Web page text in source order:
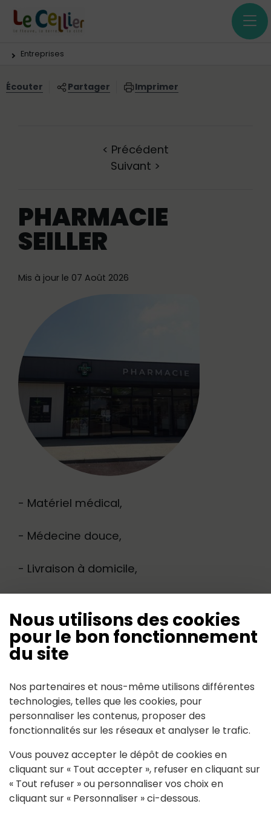
Panneau de gestion des cookies
Nous utilisons des cookies
pour le bon fonctionnement
du site
Nos partenaires et nous-même utilisons différentes
technologies, telles que les cookies, pour
personnaliser les contenus, proposer des
fonctionnalités sur les réseaux et analyser le trafic.
Vous pouvez accepter le dépôt de cookies en
cliquant sur « Tout accepter », refuser en cliquant sur
« Tout refuser » ou personnaliser vos choix en
cliquant sur « Personnaliser » ci-dessous.
Vous êtes ici:
Entreprises
Écouter Partager Imprimer
< Précédent
Suivant >
PHARMACIE
SEILLER
Mis à jour le 07 Août 2026
- Matériel médical,
- Médecine douce,
- Livraison à domicile,
Horaires d’ouverture :
19h30
Le samedi : 9h – 13h
Contact